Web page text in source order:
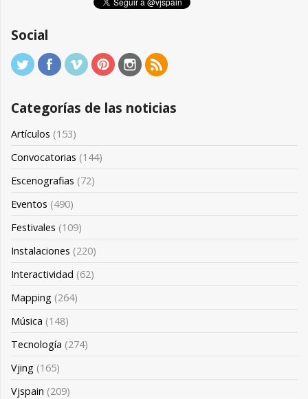
Social
Categorías de las noticias
Artículos (153)
Convocatorias (144)
Escenografias (72)
Eventos (490)
Festivales (109)
Instalaciones (220)
Interactividad (62)
Mapping (264)
Música (148)
Tecnología (274)
Vjing (165)
Vjspain (209)